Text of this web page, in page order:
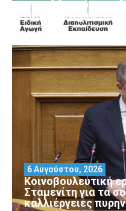
Μοριοδοτούμενα
Πανεπιστήμιο
Κοινοβουλευτική
Σταμενίτη για τα
καλλιέργειες
6 Αυγούστου, 2026